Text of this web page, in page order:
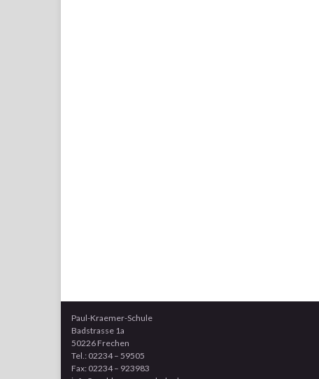
Paul-Kraemer-Schule
Badstrasse 1a
50226 Frechen
Tel.: 02234 – 59505
Fax: 02234 – 923983